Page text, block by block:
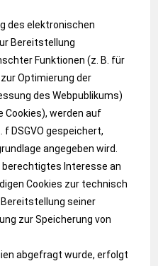
des elektronischen
Bereitstellung
Funktionen (z. B. für
Optimierung der
des Webpublikums)
Cookies), werden auf
f DSGVO gespeichert,
angegeben wird.
berechtigtes Interesse an
Cookies zur technisch
seiner
zur Speicherung von
abgefragt wurde, erfolgt